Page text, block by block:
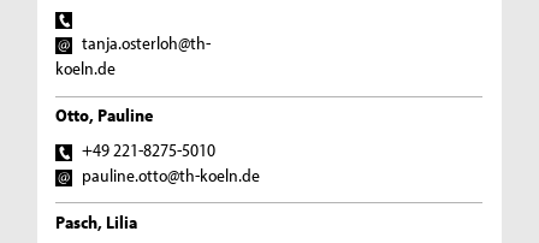
tanja.osterloh@th-
koeln.de
Otto, Pauline
+49 221-8275-5010
pauline.otto@th-koeln.de
Pasch, Lilia